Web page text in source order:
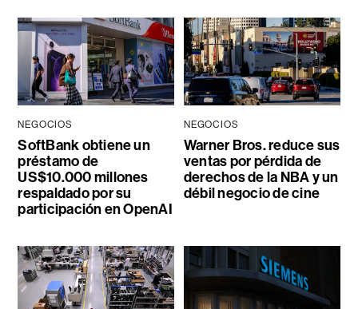
NEGOCIOS
SoftBank obtiene un
préstamo de
US$10.000 millones
respaldado por su
participación en OpenAI
NEGOCIOS
Warner Bros. reduce sus
ventas por pérdida de
derechos de la NBA y un
débil negocio de cine